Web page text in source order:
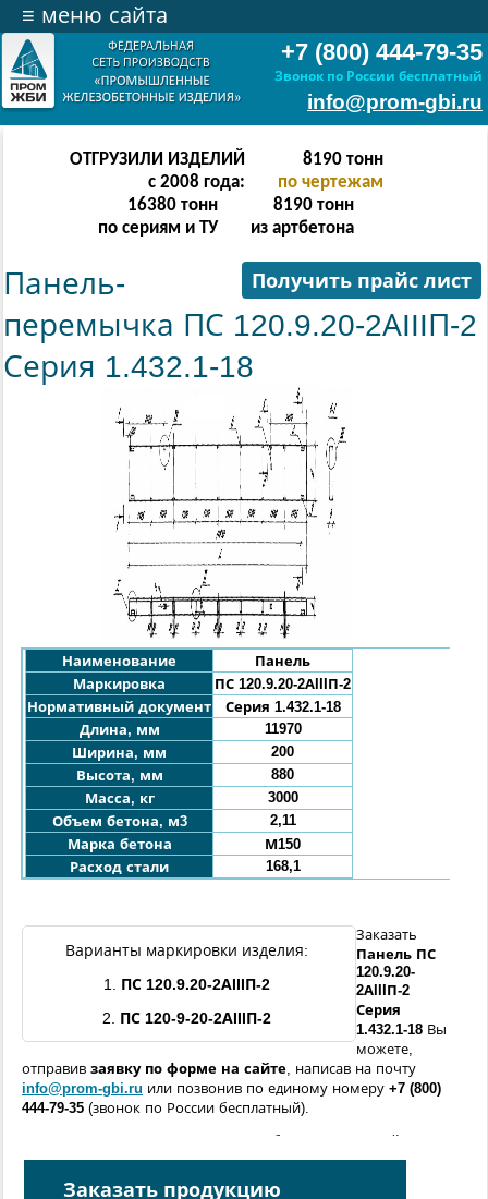
+7 (800) 444-79-35
Звонок по России бесплатный
info@prom-gbi.ru
≡ меню сайта
ОТГРУЗИЛИ ИЗДЕЛИЙ
с 2008 года:
32766тонн
по чертежам
65532 тонн
по сериям и ТУ
32766 тонн
из артбетона
Получить прайс лист
Панель-
перемычка ПС 120.9.20-2АIIIП-2
Серия 1.432.1-18
Наименование
Панель
Маркировка
ПС 120.9.20-2АIIIП-2
Нормативный документ
Серия 1.432.1-18
Длина, мм
11970
Ширина, мм
200
Высота, мм
880
Масса, кг
3000
Объем бетона, м3
2,11
Марка бетона
М150
Расход стали
168,1
Варианты маркировки изделия:
1. ПС 120.9.20-2АIIIП-2
2.
ПС 120-9-20-2АIIIП-2
Заказать
Панель ПС
120.9.20-
2АIIIП-2
Серия
1.432.1-18 Вы
можете,
отправив заявку по форме на сайте, написав на почту
info@prom-gbi.ru или позвонив по единому номеру +7 (800)
444-79-35 (звонок по России бесплатный).
Возможно изготовление железобетонных изделий
чертежам заказчика
Поставка осуществляется с производственных площадок,
Заказать продукцию